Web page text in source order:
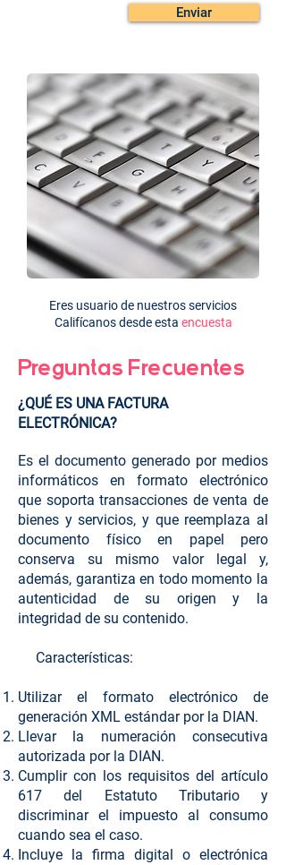
Enviar
Eres usuario de nuestros servicios
Califícanos desde esta encuesta
Preguntas Frecuentes
¿QUÉ ES UNA FACTURA
ELECTRÓNICA?
Es el documento generado por medios
informáticos en formato electrónico
que soporta transacciones de venta de
bienes y servicios, y que reemplaza al
documento físico en papel pero
conserva su mismo valor legal y,
además, garantiza en todo momento la
autenticidad de su origen y la
integridad de su contenido.
Características:
Utilizar el formato electrónico de
generación XML estándar por la DIAN.
Llevar la numeración consecutiva
autorizada por la DIAN.
Cumplir con los requisitos del artículo
617 del Estatuto Tributario y
discriminar el impuesto al consumo
cuando sea el caso.
Incluye la firma digital o electrónica